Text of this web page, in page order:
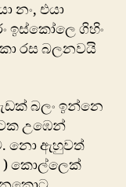
නං, එයා
ඉස්කෝලෙ ගිහිං
රස බලනවයි
බලං ඉන්නෙ
උඹෙන්
නො ඇහුවත්
) කොල්ලෙක්